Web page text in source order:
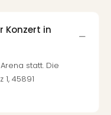
Konzert in
statt. Die
45891